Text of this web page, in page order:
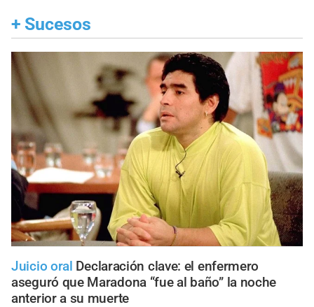
+ Sucesos
Juicio oral Declaración clave: el enfermero
aseguró que Maradona “fue al baño” la noche
anterior a su muerte